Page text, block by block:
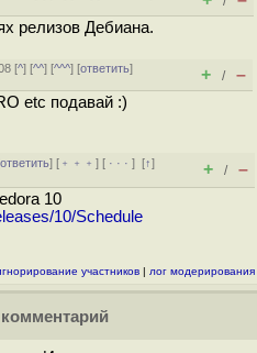
релизов Дебиана.
[^] [^^] [^^^] [ответить]
+ / –
etc подавай :)
ответить] [ ﹢﹢﹢] [ · · ·][↑]
+ / –
10
10/Schedule
участников | лог модерирования